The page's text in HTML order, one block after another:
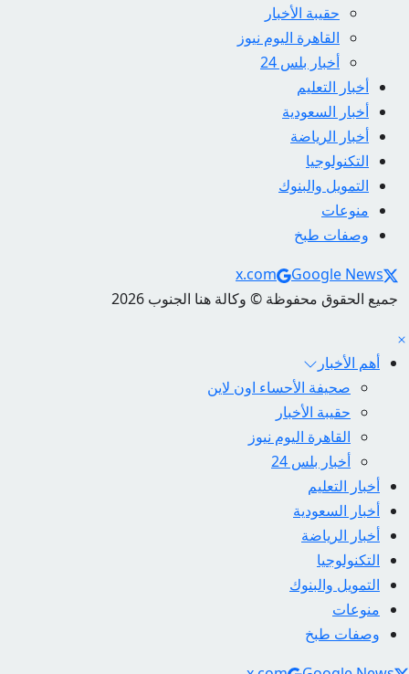
حقيبة الأخبار
القاهرة اليوم نيوز
أخبار بلس 24
أخبار التعليم
أخبار السعودية
أخبار الرياضة
التكنولوجيا
التمويل والبنوك
منوعات
وصفات طبخ
Social Links
x.com
Google News
جميع الحقوق محفوظة © وكالة هنا الجنوب 2026
أهم الأخبار
صحيفة الأحساء اون لاين
حقيبة الأخبار
القاهرة اليوم نيوز
أخبار بلس 24
أخبار التعليم
أخبار السعودية
أخبار الرياضة
التكنولوجيا
التمويل والبنوك
منوعات
وصفات طبخ